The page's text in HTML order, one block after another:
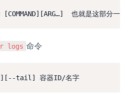
也就是这部分一开
logs 命令
tail] 容器ID/名字